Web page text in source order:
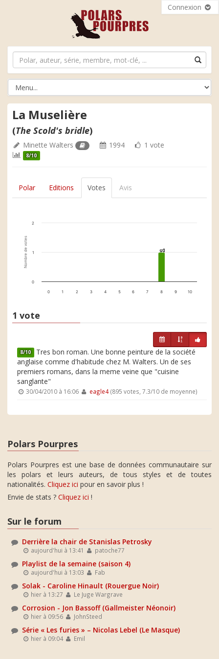
Connexion
La Muselière
(The Scold's bridle)
Minette Walters 1994 1 vote
8/10
Polar Editions Votes Avis
Nombre de votes 1
1
0 1 2 3 4 5 6 7 8 9 10
0
1
2
1 vote
8/10 Tres bon roman. Une bonne peinture de la société
anglaise comme d'habitude chez M. Walters. Un de ses
premiers romans, dans la meme veine que "cuisine
sanglante"
30/04/2010 à 16:06 eagle4(895 votes, 7.3/10 de moyenne)
Polars Pourpres
Polars Pourpres est une base de données communautaire sur
les polars et leurs auteurs, de tous styles et de toutes
nationalités. Cliquez ici pour en savoir plus !
Envie de stats ? Cliquez ici !
Sur le forum
Derrière la chair de Stanislas Petrosky
aujourd'hui à 13:41 patoche77
Playlist de la semaine (saison 4)
aujourd'hui à 13:03 Fab
Solak - Caroline Hinault (Rouergue Noir)
hier à 13:27 Le Juge Wargrave
Corrosion - Jon Bassoff (Gallmeister Néonoir)
hier à 09:56 JohnSteed
Série « Les furies » – Nicolas Lebel (Le Masque)
hier à 09:04 Emil